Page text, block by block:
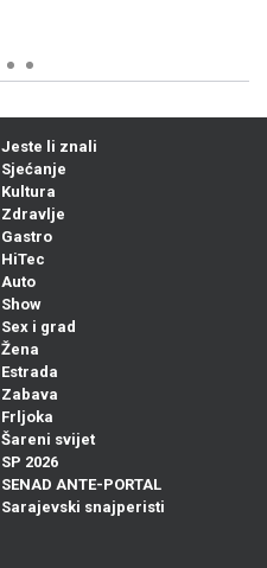
Jeste li znali
Sjećanje
Kultura
Zdravlje
Gastro
HiTec
Auto
Show
Sex i grad
Žena
Estrada
Zabava
Frljoka
Šareni svijet
SP 2026
SENAD ANTE-PORTAL
Sarajevski snajperisti